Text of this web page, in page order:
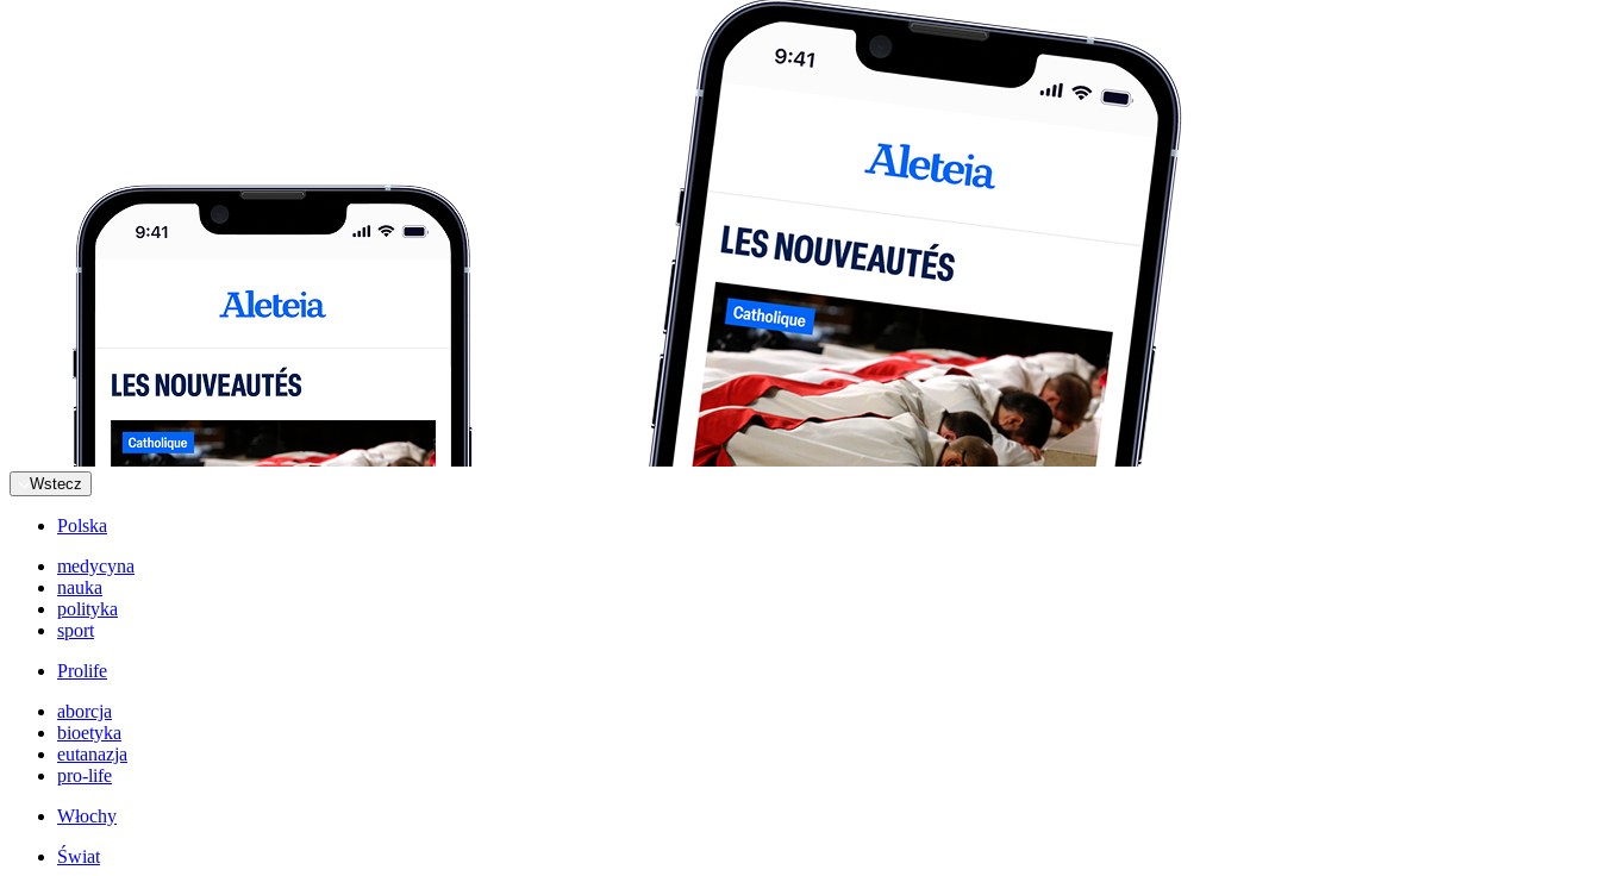
Wstecz
Polska
medycyna
nauka
polityka
sport
Prolife
aborcja
bioetyka
eutanazja
pro-life
Włochy
Świat